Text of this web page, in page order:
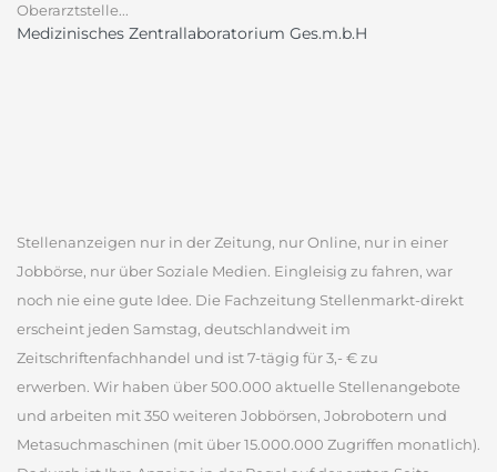
Oberarztstelle...
Medizinisches Zentrallaboratorium Ges.m.b.H
Stellenanzeigen nur in der Zeitung, nur Online, nur in einer
Jobbörse, nur über Soziale Medien. Eingleisig zu fahren, war
noch nie eine gute Idee. Die Fachzeitung Stellenmarkt-direkt
erscheint jeden Samstag, deutschlandweit im
Zeitschriftenfachhandel und ist 7-tägig für 3,- € zu
erwerben. Wir haben über 500.000 aktuelle Stellenangebote
und arbeiten mit 350 weiteren Jobbörsen, Jobrobotern und
Metasuchmaschinen (mit über 15.000.000 Zugriffen monatlich).